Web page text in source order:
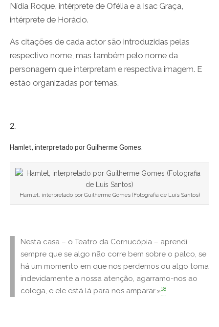
Nídia Roque, intérprete de Ofélia e a Isac Graça,
intérprete de Horácio.
As citações de cada actor são introduzidas pelas
respectivo nome, mas também pelo nome da
personagem que interpretam e respectiva imagem. E
estão organizadas por temas.
2.
Hamlet, interpretado por Guilherme Gomes.
Hamlet, interpretado por Guilherme Gomes (Fotografia de Luís Santos)
Nesta casa – o Teatro da Cornucópia – aprendi
sempre que se algo não corre bem sobre o palco, se
há um momento em que nos perdemos ou algo toma
indevidamente a nossa atenção, agarramo-nos ao
colega, e ele está lá para nos amparar.»18